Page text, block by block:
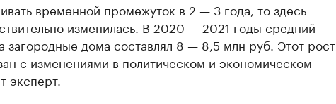
временной промежуток в 2 — 3 года, то здесь
изменилась. В 2020 — 2021 годы средний
загородные дома составлял 8 — 8,5 млн руб. Этот рост
с изменениями в политическом и экономическом
эксперт.